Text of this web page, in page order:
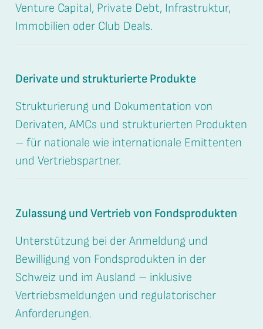
Venture Capital, Private Debt, Infrastruktur,
Immobilien oder Club Deals.
Derivate und strukturierte Produkte
Strukturierung und Dokumentation von
Derivaten, AMCs und strukturierten Produkten
– für nationale wie internationale Emittenten
und Vertriebspartner.
Zulassung und Vertrieb von Fondsprodukten
Unterstützung bei der Anmeldung und
Bewilligung von Fondsprodukten in der
Schweiz und im Ausland – inklusive
Vertriebsmeldungen und regulatorischer
Anforderungen.